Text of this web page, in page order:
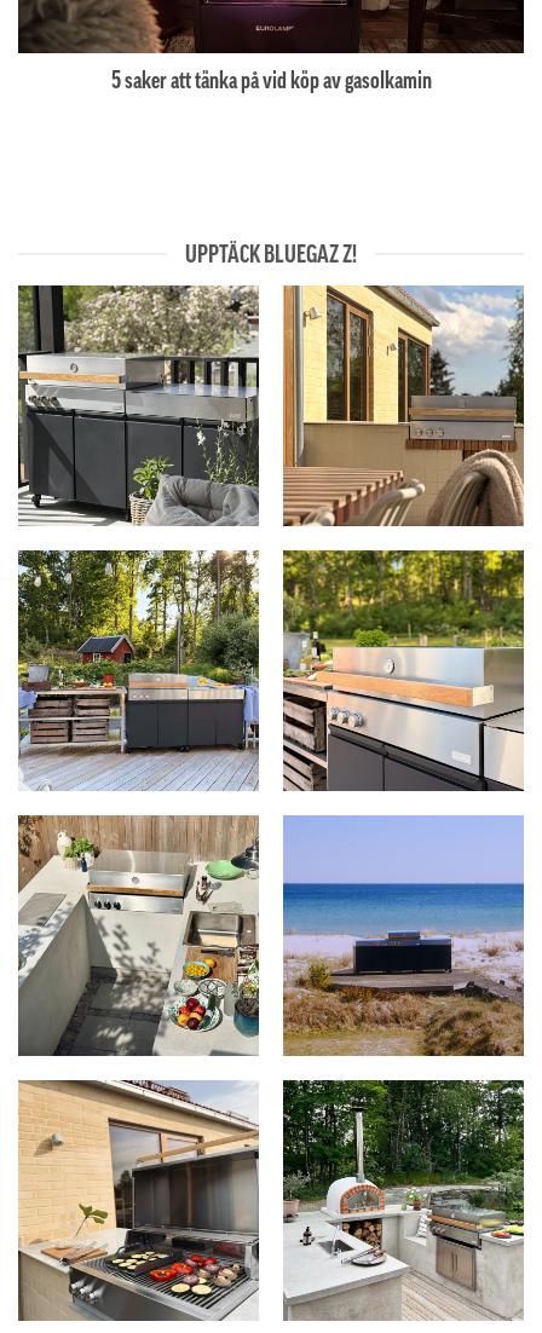
5 saker att tänka på vid köp av gasolkamin
UPPTÄCK BLUEGAZ Z!